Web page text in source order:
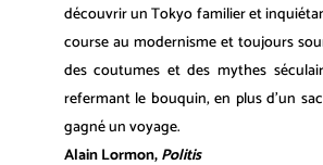
découvrir un Tokyo familier et
course au modernisme et toujours
des coutumes et des mythes
refermant le bouquin, en plus d’un
gagné un voyage.
Alain Lormon,Politis